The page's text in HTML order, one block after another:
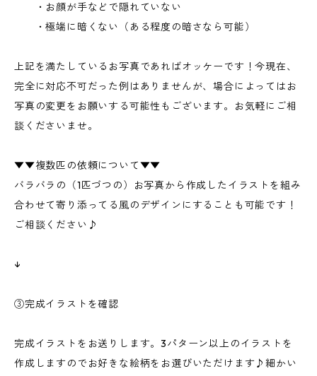
・お顔が手などで隠れていない
・極端に暗くない（ある程度の暗さなら可能）
上記を満たしているお写真であればオッケーです！今現在、
完全に対応不可だった例はありませんが、場合によってはお
写真の変更をお願いする可能性もございます。お気軽にご相
談くださいませ。
▼▼複数匹の依頼について▼▼
バラバラの（1匹づつの）お写真から作成したイラストを組み
合わせて寄り添ってる風のデザインにすることも可能です！
ご相談ください♪
↓
③完成イラストを確認
完成イラストをお送りします。3パターン以上のイラストを
作成しますのでお好きな絵柄をお選びいただけます♪細かい